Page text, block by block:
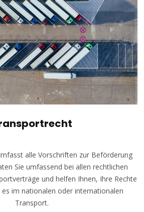
alle Vorschriften zur Beförderung
Sie umfassend bei allen rechtlichen
und helfen Ihnen, Ihre Rechte
es im nationalen oder internationalen
Transport.